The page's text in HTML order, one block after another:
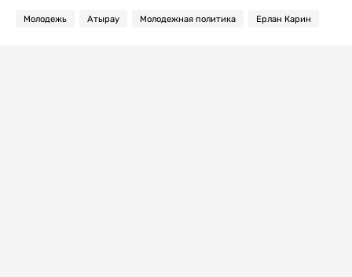
Молодежь Атырау Молодежная политика Ерлан Карин